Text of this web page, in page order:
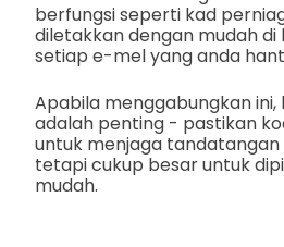
berfungsi seperti kad
diletakkan dengan mudah
setiap e-mel yang anda
Apabila menggabungkan
adalah penting - pastikan
untuk menjaga
tetapi cukup besar untuk
mudah.